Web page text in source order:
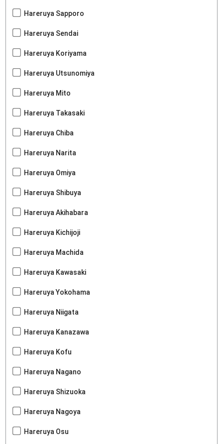
Hareruya Sapporo
Hareruya Sendai
Hareruya Koriyama
Hareruya Utsunomiya
Hareruya Mito
Hareruya Takasaki
Hareruya Chiba
Hareruya Narita
Hareruya Omiya
Hareruya Shibuya
Hareruya Akihabara
Hareruya Kichijoji
Hareruya Machida
Hareruya Kawasaki
Hareruya Yokohama
Hareruya Niigata
Hareruya Kanazawa
Hareruya Kofu
Hareruya Nagano
Hareruya Shizuoka
Hareruya Nagoya
Hareruya Osu